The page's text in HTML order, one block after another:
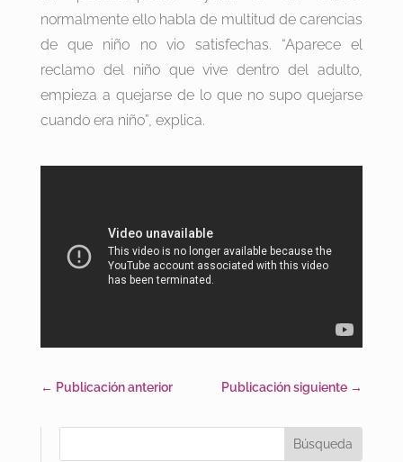
normalmente ello habla de multitud de carencias
de que niño no vio satisfechas. “Aparece el
reclamo del niño que vive dentro del adulto,
empieza a quejarse de lo que no supo quejarse
cuando era niño”, explica.
← Publicación anterior Publicación siguiente →